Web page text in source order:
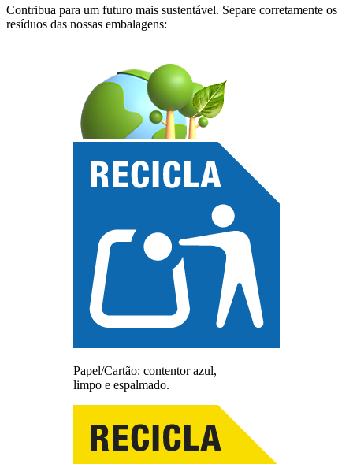
Contribua para um futuro mais sustentável. Separe corretamente os
resíduos das nossas embalagens:
Papel/Cartão: contentor azul,
limpo e espalmado.